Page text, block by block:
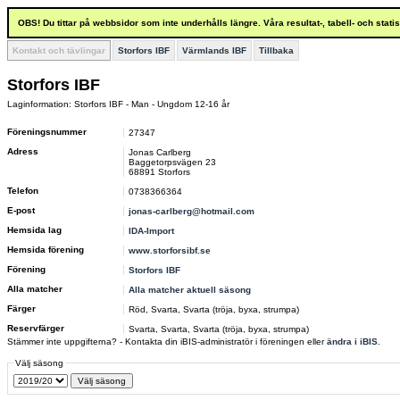
OBS! Du tittar på webbsidor som inte underhålls längre. Våra resultat-, tabell- och
Kontakt och tävlingar Storfors IBF Värmlands IBF Tillbaka
Storfors IBF
Laginformation: Storfors IBF - Man - Ungdom 12-16 år
Föreningsnummer
27347
Adress
Jonas Carlberg
Baggetorpsvägen 23
68891 Storfors
Telefon
0738366364
E-post
jonas-carlberg@hotmail.com
Hemsida lag
IDA-Import
Hemsida förening
www.storforsibf.se
Förening
Storfors IBF
Alla matcher
Alla matcher aktuell säsong
Färger
Röd, Svarta, Svarta (tröja, byxa, strumpa)
Reservfärger
Svarta, Svarta, Svarta (tröja, byxa, strumpa)
Stämmer inte uppgifterna? - Kontakta din iBIS-administratör i föreningen ellerändra i iBIS
Välj säsong